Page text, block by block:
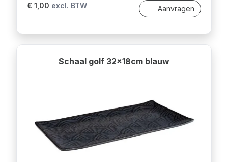
€ 1,00 excl. BTW Aanvragen
Schaal golf 32x18cm blauw